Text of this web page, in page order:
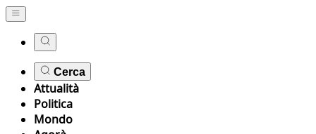
Cerca
Attualità
Politica
Mondo